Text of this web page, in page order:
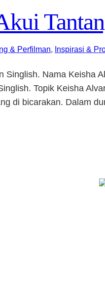
& Perfilman, Inspirasi &
Singlish. Nama Keisha
Topik Keisha
di bicarakan. Dalam